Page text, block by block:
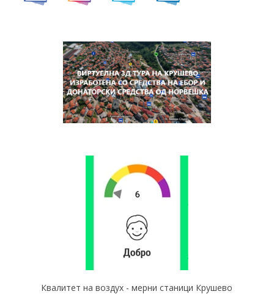
Квалитет на воздух - мерни станици Крушево